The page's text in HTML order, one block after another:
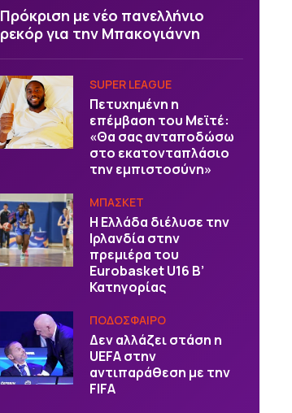
Πρόκριση με νέο πανελλήνιο
ρεκόρ για την Μπακογιάννη
SUPER LEAGUE
Πετυχημένη η
επέμβαση του Μεϊτέ:
«Θα σας ανταποδώσω
στο εκατονταπλάσιο
την εμπιστοσύνη»
ΜΠΑΣΚΕΤ
Η Ελλάδα διέλυσε την
Ιρλανδία στην
πρεμιέρα του
Eurobasket U16 Β’
Κατηγορίας
ΠΟΔΟΣΦΑΙΡΟ
Δεν αλλάζει στάση η
UEFA στην
αντιπαράθεση με την
FIFA